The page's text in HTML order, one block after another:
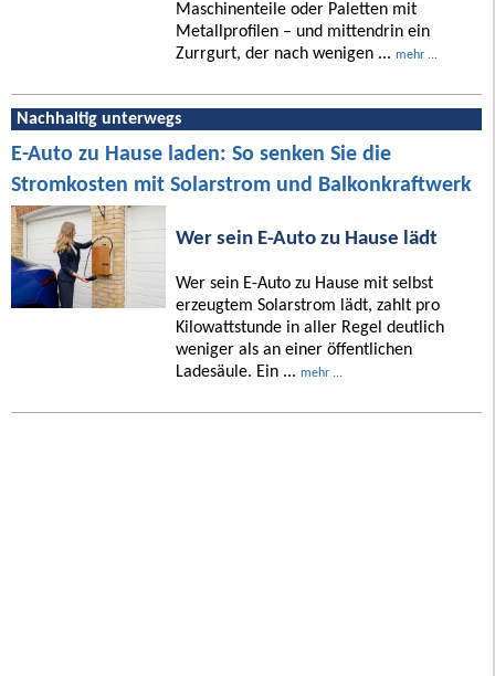
Maschinenteile oder Paletten mit
Metallprofilen – und mittendrin ein
Zurrgurt, der nach wenigen ... mehr ...
Nachhaltig unterwegs
E-Auto zu Hause laden: So senken Sie die
Stromkosten mit Solarstrom und Balkonkraftwerk
Wer sein E-Auto zu Hause lädt
Wer sein E-Auto zu Hause mit selbst
erzeugtem Solarstrom lädt, zahlt pro
Kilowattstunde in aller Regel deutlich
weniger als an einer öffentlichen
Ladesäule. Ein ... mehr ...